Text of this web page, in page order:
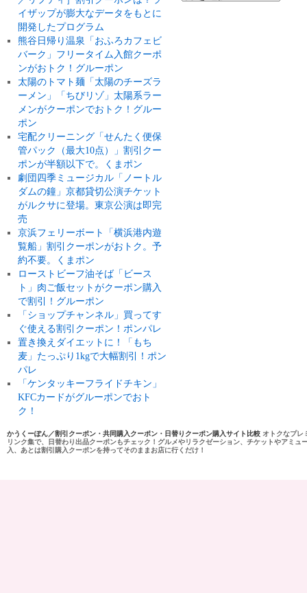
イザップが膨大なデータをもとに
開発したプログラム
熊谷日帰り温泉「おふろカフェビ
バーク」フリータイム入館クーポ
ンがおトク！グルーポン
太陽のトマト麺「太陽のチーズラ
ーメン」「ちびリゾ」太陽系ラー
メンがクーポンでおトク！グルー
ポン
宅配クリーニング「せんたく便保
管パック（最大10点）」割引クー
ポンが半額以下で。くまポン
劇団四季ミュージカル「ノートル
ダムの鐘」京都貸切公演チケット
がルクサに登場。東京公演は即完
売
京浜フェリーボート「横浜港内遊
覧船」割引クーポンがおトク。予
約不要。くまポン
ローストビーフ油そば「ビース
ト」肉ご飯セットがクーポン購入
で割引！グルーポン
「ショップチャンネル」買ってす
ぐ使える割引クーポン！ポンパレ
置き換えダイエットに！「もち
麦」たっぷり1kgで大幅割引！ポン
パレ
「ケンタッキーフライドチキン」
KFCカードがグルーポンでおト
ク！
かうくーぽん／割引クーポン・共同購入クーポン・日替りクーポン購入サイト比較 オトクなプレ
リンク集で、日替わり出品クーポンもチェック！グルメやリラクゼーション、チケットやアミ
入、あとは割引購入クーポンを持ってそのままお店に行くだけ！